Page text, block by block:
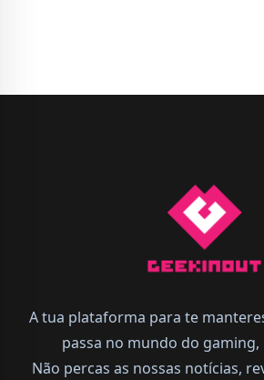
A tua plataforma para te
passa no mundo do gaming,
Não percas as nossas notícias,